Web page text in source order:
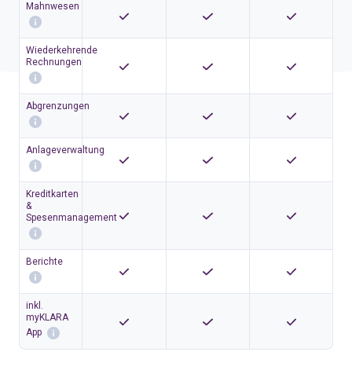
Mahnwesen
Wiederkehrende
Rechnungen
Abgrenzungen
Anlageverwaltung
Kreditkarten
&
Spesenmanagement
Berichte
inkl.
myKLARA
App